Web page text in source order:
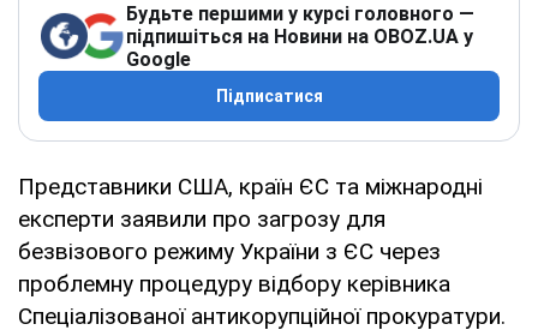
Будьте першими у курсі головного —
підпишіться на Новини на OBOZ.UA у
Google
Підписатися
Представники США, країн ЄС та міжнародні
експерти заявили про загрозу для
безвізового режиму України з ЄС через
проблемну процедуру відбору керівника
Спеціалізованої антикорупційної прокуратури.